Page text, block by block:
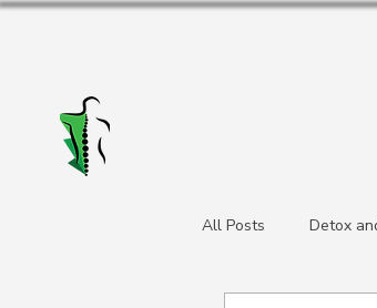
All Posts Detox